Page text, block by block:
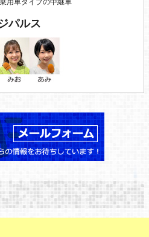
用車タイプの中継車
パルス